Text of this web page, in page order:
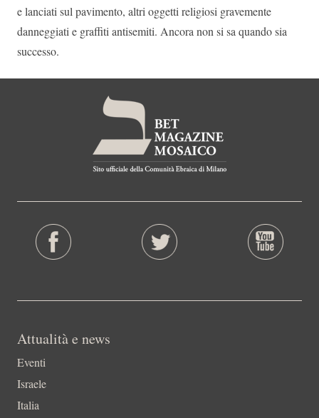
e lanciati sul pavimento, altri oggetti religiosi gravemente
danneggiati e graffiti antisemiti. Ancora non si sa quando sia
successo.
Attualità e news
Eventi
Israele
Italia